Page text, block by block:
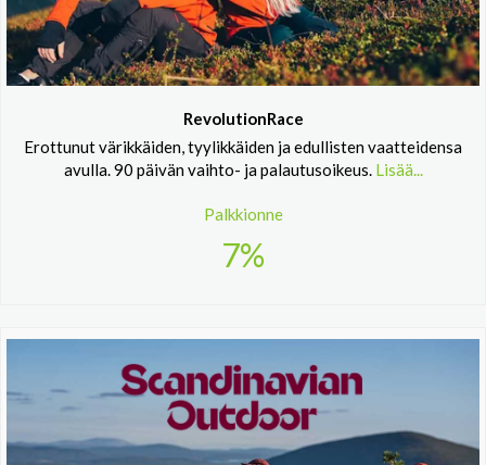
RevolutionRace
Erottunut värikkäiden, tyylikkäiden ja edullisten vaatteidensa
avulla. 90 päivän vaihto- ja palautusoikeus. Lisää...
Palkkionne
7%